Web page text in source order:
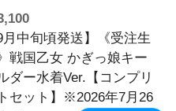
¥9,900
【10月中旬頃